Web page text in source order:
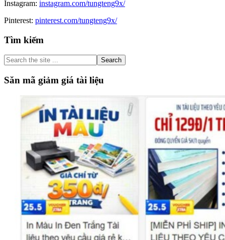
Instagram: instagram.com/tungteng9x/
Pinterest: pinterest.com/tungteng9x/
Primary
Sidebar
Tìm kiếm
Search
the
site
...
Săn mã giảm giá tài liệu